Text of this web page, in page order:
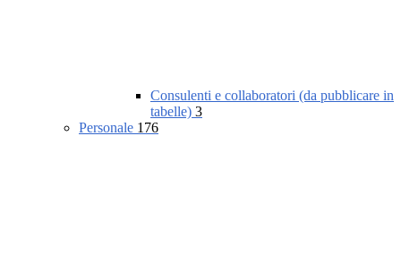
Consulenti e collaboratori (da pubblicare in
tabelle) 3
Personale 176